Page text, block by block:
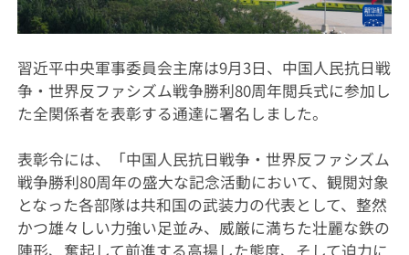
習近平中央軍事委員会主席は9月3日、中国人民抗日戦
争・世界反ファシズム戦争勝利80周年閲兵式に参加し
た全関係者を表彰する通達に署名しました。
表彰令には、「中国人民抗日戦争・世界反ファシズム
戦争勝利80周年の盛大な記念活動において、観閲対象
となった各部隊は共和国の武装力の代表として、整然
かつ雄々しい力強い足並み、威厳に満ちた壮麗な鉄の